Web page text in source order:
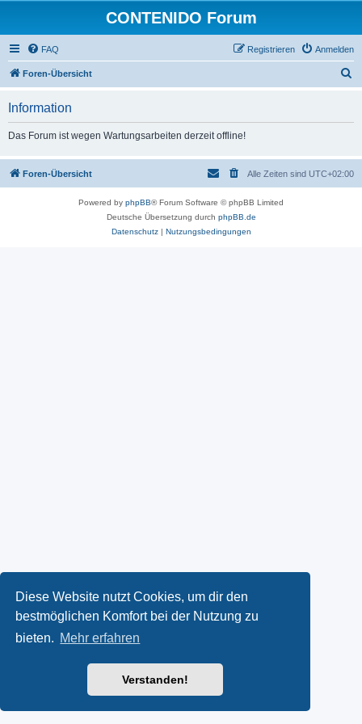
Diese Website nutzt Cookies, um dir den
bestmöglichen Komfort bei der Nutzung zu
bieten. Mehr erfahren
Verstanden!
CONTENIDO Forum
FAQ Anmelden
Registrieren
Foren-Übersicht
Information
Das Forum ist wegen Wartungsarbeiten derzeit offline!
Foren-Übersicht Alle Zeiten sind UTC+02:00
Powered by phpBB® Forum Software © phpBB Limited
Deutsche Übersetzung durch phpBB.de
Datenschutz| Nutzungsbedingungen